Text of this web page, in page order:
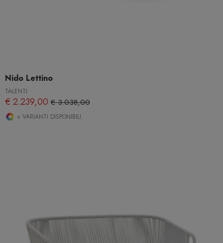
Nido Lettino
TALENTI
€ 2.239,00 € 3.038,00
+ VARIANTI DISPONIBILI